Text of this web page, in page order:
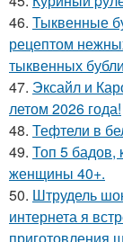
46. Тыквенные
рецептом
тыквенных
47. Эксайл и
летом 2026 года!
48. Тефтели в
49. Топ 5 бадов,
женщины 40+.
50. Штрудель
интернета я